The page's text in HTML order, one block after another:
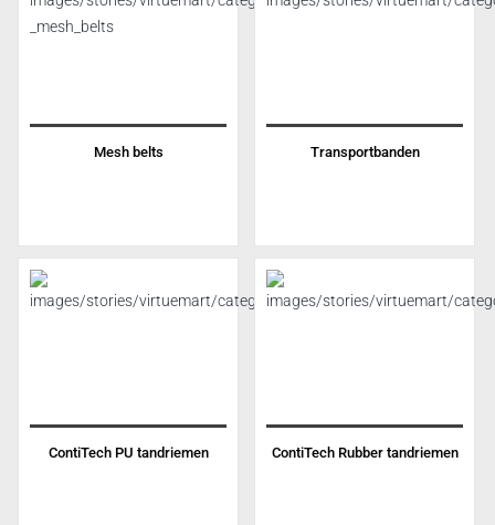
Mesh belts Transportbanden
ContiTech PU tandriemen ContiTech Rubber tandriemen